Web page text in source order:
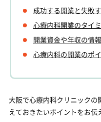
成功する開業と失敗
心療内科開業のタイ
開業資金や年収の情報
心療内科の開業のポ
大阪で心療内科クリニック
えておきたいポイントをお伝